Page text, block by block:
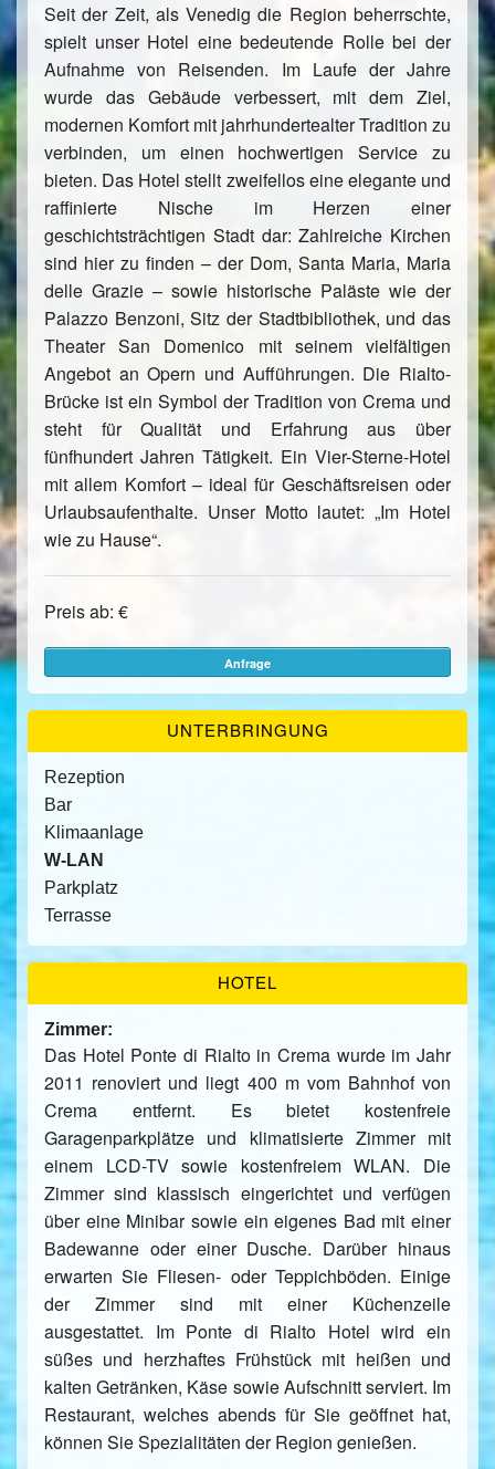
Seit der Zeit, als Venedig die Region beherrschte,
spielt unser Hotel eine bedeutende Rolle bei der
Aufnahme von Reisenden. Im Laufe der Jahre
wurde das Gebäude verbessert, mit dem Ziel,
modernen Komfort mit jahrhundertealter Tradition zu
verbinden, um einen hochwertigen Service zu
bieten. Das Hotel stellt zweifellos eine elegante und
raffinierte Nische im Herzen einer
geschichtsträchtigen Stadt dar: Zahlreiche Kirchen
sind hier zu finden – der Dom, Santa Maria, Maria
delle Grazie – sowie historische Paläste wie der
Palazzo Benzoni, Sitz der Stadtbibliothek, und das
Theater San Domenico mit seinem vielfältigen
Angebot an Opern und Aufführungen. Die Rialto-
Brücke ist ein Symbol der Tradition von Crema und
steht für Qualität und Erfahrung aus über
fünfhundert Jahren Tätigkeit. Ein Vier-Sterne-Hotel
mit allem Komfort – ideal für Geschäftsreisen oder
Urlaubsaufenthalte. Unser Motto lautet: „Im Hotel
wie zu Hause“.
Preis ab: €
Anfrage
UNTERBRINGUNG
Rezeption
Bar
Klimaanlage
W-LAN
Parkplatz
Terrasse
HOTEL
Zimmer:
Das Hotel Ponte di Rialto in Crema wurde im Jahr
2011 renoviert und liegt 400 m vom Bahnhof von
Crema entfernt. Es bietet kostenfreie
Garagenparkplätze und klimatisierte Zimmer mit
einem LCD-TV sowie kostenfreiem WLAN. Die
Zimmer sind klassisch eingerichtet und verfügen
über eine Minibar sowie ein eigenes Bad mit einer
Badewanne oder einer Dusche. Darüber hinaus
erwarten Sie Fliesen- oder Teppichböden. Einige
der Zimmer sind mit einer Küchenzeile
ausgestattet. Im Ponte di Rialto Hotel wird ein
süßes und herzhaftes Frühstück mit heißen und
kalten Getränken, Käse sowie Aufschnitt serviert. Im
Restaurant, welches abends für Sie geöffnet hat,
können Sie Spezialitäten der Region genießen.